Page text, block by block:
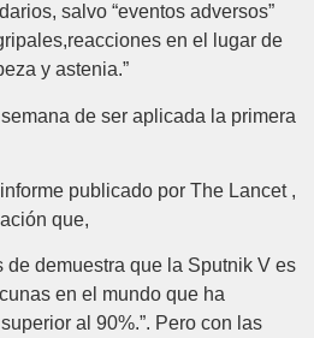
salvo “eventos adversos”
en el lugar de
y astenia.”
de ser aplicada la primera
publicado por The Lancet ,
que,
de demuestra que la Sputnik V es
en el mundo que ha
al 90%.”. Pero con las